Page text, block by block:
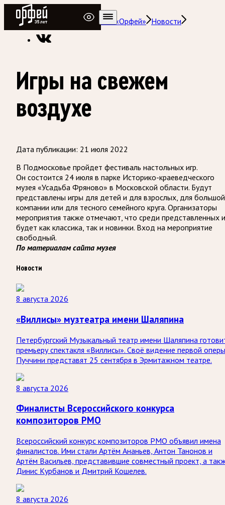
Радио Орфей
Радио классической музыки «Орфей» Новости
Игры на свежем
воздухе
Дата публикации: 21 июля 2022
В Подмосковье пройдет фестиваль настольных игр.
Он состоится 24 июля в парке Историко-краеведческого
музея «Усадьба Фряново» в Московской области. Будут
представлены игры для детей и для взрослых, для большой
компании или для тесного семейного круга. Организаторы
мероприятия также отмечают, что среди представленных
будет как классика, так и новинки. Вход на мероприятие
свободный.
По материалам сайта музея
Новости
8 августа 2026
«Виллисы» музтеатра имени Шаляпина
Петербургский Музыкальный театр имени Шаляпина
премьеру спектакля «Виллисы». Своё видение первой оперы
Пуччини представят 25 сентября в Эрмитажном театре.
8 августа 2026
Финалисты Всероссийского конкурса
композиторов РМО
Всероссийский конкурс композиторов РМО объявил имена
финалистов. Ими стали Артём Ананьев, Антон Танонов и
Артём Васильев, представившие совместный проект, а
Динис Курбанов и Дмитрий Кошелев.
8 августа 2026